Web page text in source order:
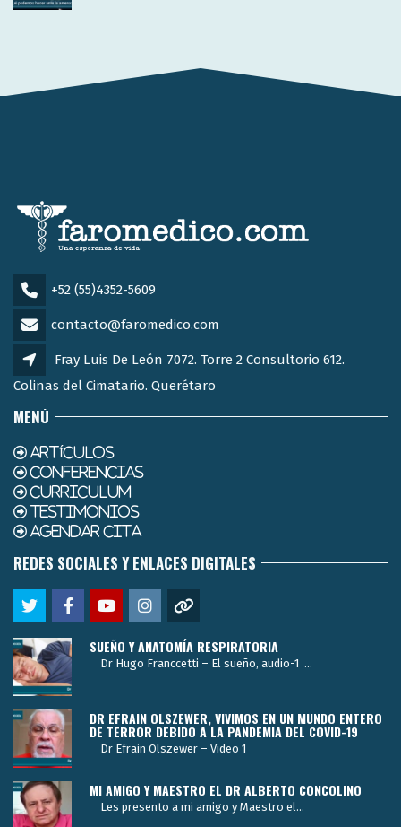
+52 (55)4352-5609
contacto@faromedico.com
Fray Luis De León 7072. Torre 2 Consultorio 612.
Colinas del Cimatario. Querétaro
MENÚ
ARTÍCULOS
CONFERENCIAS
CURRICULUM
TESTIMONIOS
AGENDAR CITA
REDES SOCIALES Y ENLACES DIGITALES
SUEÑO Y ANATOMÍA RESPIRATORIA
Dr Hugo Franccetti – El sueño, audio-1 ...
DR EFRAIN OLSZEWER, VIVIMOS EN UN MUNDO ENTERO
DE TERROR DEBIDO A LA PANDEMIA DEL COVID-19
Dr Efrain Olszewer – Video 1
MI AMIGO Y MAESTRO EL DR ALBERTO CONCOLINO
Les presento a mi amigo y Maestro el...